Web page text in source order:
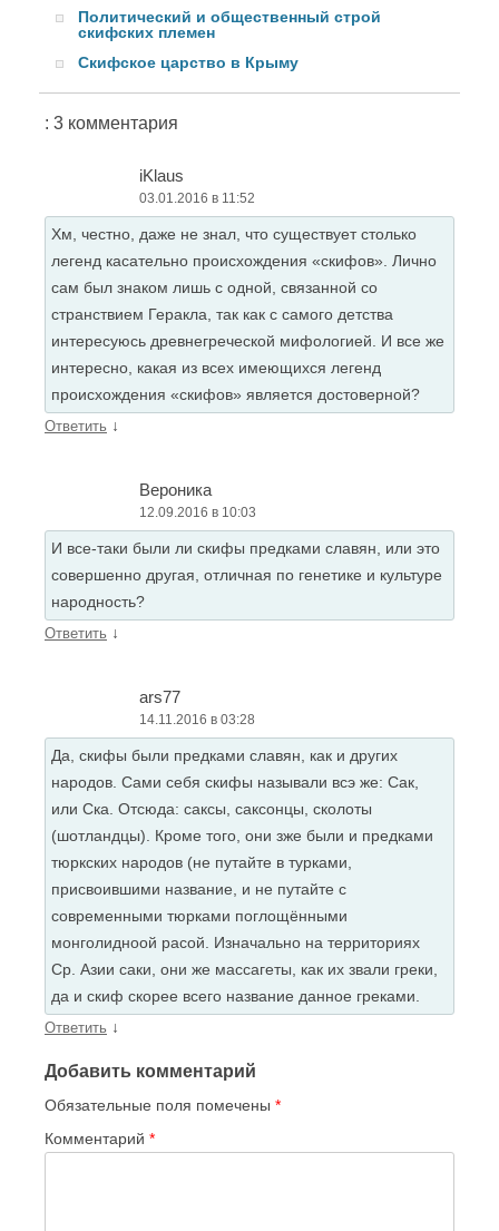
Политический и общественный строй
скифских племен
Скифское царство в Крыму
: 3 комментария
iKlaus
03.01.2016 в 11:52
Хм, честно, даже не знал, что существует столько
легенд касательно происхождения «скифов». Лично
сам был знаком лишь с одной, связанной со
странствием Геракла, так как с самого детства
интересуюсь древнегреческой мифологией. И все же
интересно, какая из всех имеющихся легенд
происхождения «скифов» является достоверной?
Ответить ↓
Вероника
12.09.2016 в 10:03
И все-таки были ли скифы предками славян, или это
совершенно другая, отличная по генетике и культуре
народность?
Ответить ↓
ars77
14.11.2016 в 03:28
Да, скифы были предками славян, как и других
народов. Сами себя скифы называли всэ же: Сак,
или Ска. Отсюда: саксы, саксонцы, сколоты
(шотландцы). Кроме того, они зже были и предками
тюркских народов (не путайте в турками,
присвоившими название, и не путайте с
современными тюрками поглощёнными
монголидноой расой. Изначально на территориях
Ср. Азии саки, они же массагеты, как их звали греки,
да и скиф скорее всего название данное греками.
Ответить ↓
Добавить комментарий
Обязательные поля помечены *
Комментарий *